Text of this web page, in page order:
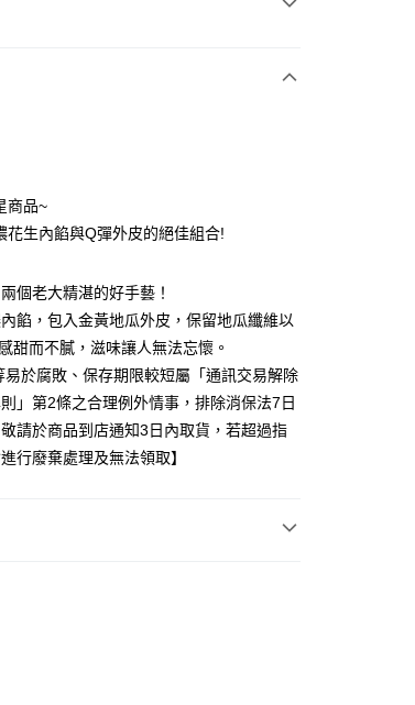
商品~
花生內餡與Q彈外皮的絕佳組合!
個老大精湛的好手藝！
餡，包入金黃地瓜外皮，保留地瓜纖維以
甜而不膩，滋味讓人無法忘懷。
易於腐敗、保存期限較短屬「通訊交易解除
」第2條之合理例外情事，排除消保法7日
請於商品到店通知3日內取貨，若超過指
行廢棄處理及無法領取】